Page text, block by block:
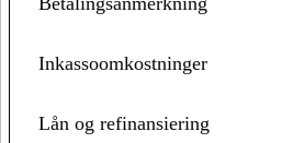
Inkassoomkostninger
Lån og refinansiering